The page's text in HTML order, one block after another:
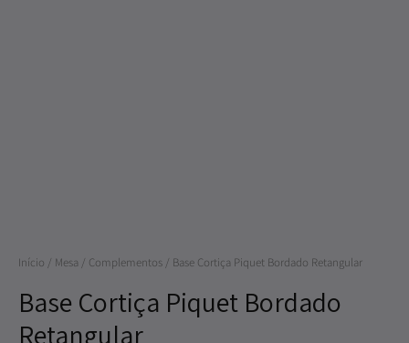
Início / Mesa / Complementos / Base Cortiça Piquet Bordado Retangular
Base Cortiça Piquet Bordado
Retangular